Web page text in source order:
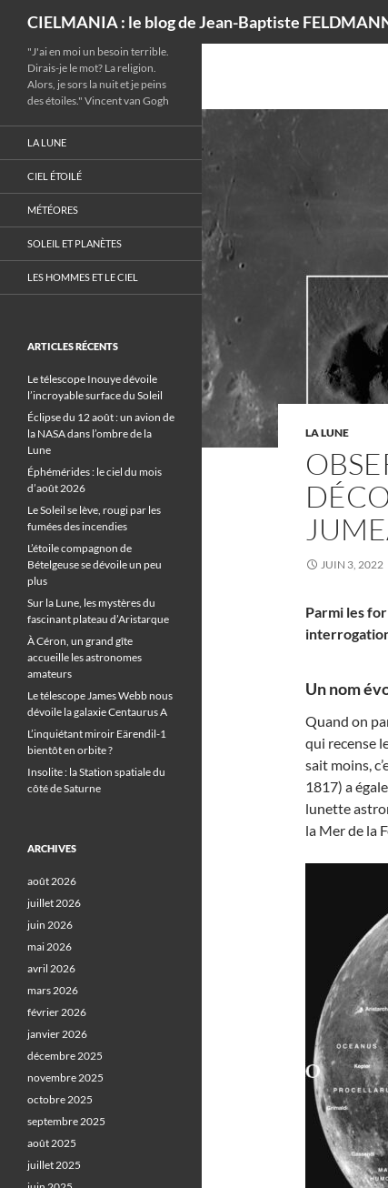
CIELMANIA : le blog de Jean-Baptiste
LA LUNE
JUIN 3, 2022
Parmi les
Un nom
Quand on
qui recense
sait moins,
1817) a
lunette
la Mer de la
"J'ai en moi un besoin terrible.
Dirais-je le mot? La religion.
Alors, je sors la nuit et je peins
des étoiles." Vincent van Gogh
LA LUNE
CIEL ÉTOILÉ
MÉTÉORES
SOLEIL ET PLANÈTES
LES HOMMES ET LE CIEL
ARTICLES RÉCENTS
Le télescope Inouye dévoile
l’incroyable surface du Soleil
Éclipse du 12 août : un avion de
la NASA dans l’ombre de la
Lune
Éphémérides : le ciel du mois
d’août 2026
Le Soleil se lève, rougi par les
fumées des incendies
L’étoile compagnon de
Bételgeuse se dévoile un peu
plus
Sur la Lune, les mystères du
fascinant plateau d’Aristarque
À Céron, un grand gîte
accueille les astronomes
amateurs
Le télescope James Webb nous
dévoile la galaxie Centaurus A
L’inquiétant miroir Eärendil-1
bientôt en orbite ?
Insolite : la Station spatiale du
côté de Saturne
ARCHIVES
août 2026
juillet 2026
juin 2026
mai 2026
avril 2026
mars 2026
février 2026
janvier 2026
décembre 2025
novembre 2025
octobre 2025
septembre 2025
août 2025
juillet 2025